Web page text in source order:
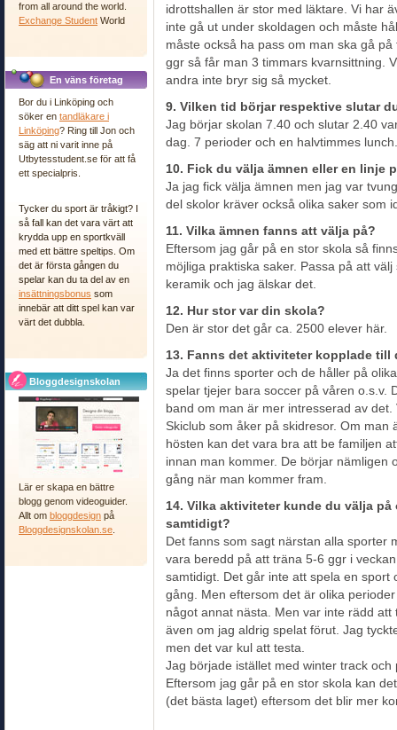
from all around the world.
Exchange Student World
En väns företag
Bor du i Linköping och
söker en tandläkare i
Linköping? Ring till Jon och
säg att ni varit inne på
Utbytesstudent.se för att få
ett specialpris.
Tycker du sport är tråkigt? I
så fall kan det vara värt att
krydda upp en sportkväll
med ett bättre speltips. Om
det är första gången du
spelar kan du ta del av en
insättningsbonus som
innebär att ditt spel kan var
värt det dubbla.
Bloggdesignskolan
Lär er skapa en bättre
blogg genom videoguider.
Allt om bloggdesign på
Bloggdesignskolan.se
idrottshallen är stor med läktare. Vi har
inte gå ut under skoldagen och måste
måste också ha pass om man ska gå
ggr så får man 3 timmars kvarnsittning.
andra inte bryr sig så mycket.
9. Vilken tid börjar respektive slutar
Jag börjar skolan 7.40 och slutar 2.40
dag. 7 perioder och en halvtimmes lunch.
10. Fick du välja ämnen eller en linje
Ja jag fick välja ämnen men jag var
del skolor kräver också olika saker som
11. Vilka ämnen fanns att välja på?
Eftersom jag går på en stor skola så
möjliga praktiska saker. Passa på att
keramik och jag älskar det.
12. Hur stor var din skola?
Den är stor det går ca. 2500 elever här.
13. Fanns det aktiviteter kopplade till
Ja det finns sporter och de håller på
spelar tjejer bara soccer på våren o.s.v.
band om man är mer intresserad av
Skiclub som åker på skidresor. Om
hösten kan det vara bra att be familjen
innan man kommer. De börjar nämligen
gång när man kommer fram.
14. Vilka aktiviteter kunde du välja
samtidigt?
Det fanns som sagt närstan alla sporter
vara beredd på att träna 5-6 ggr i
samtidigt. Det går inte att spela en sport
gång. Men eftersom det är olika
något annat nästa. Men var inte rädd
även om jag aldrig spelat förut. Jag
men det var kul att testa.
Jag började istället med winter track
Eftersom jag går på en stor skola kan
(det bästa laget) eftersom det blir mer